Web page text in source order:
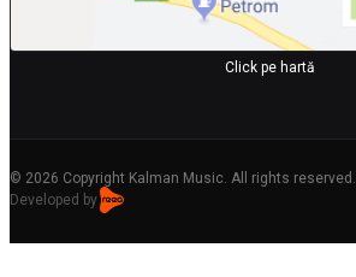
Click pe hartă
© 2026 Copyright Kalman Music. All rights reserved.
Developed by